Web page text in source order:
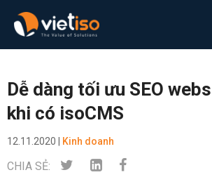
Dễ dàng tối ưu SEO
khi có isoCMS
12.11.2020 | Kinh doanh
CHIA SẺ: